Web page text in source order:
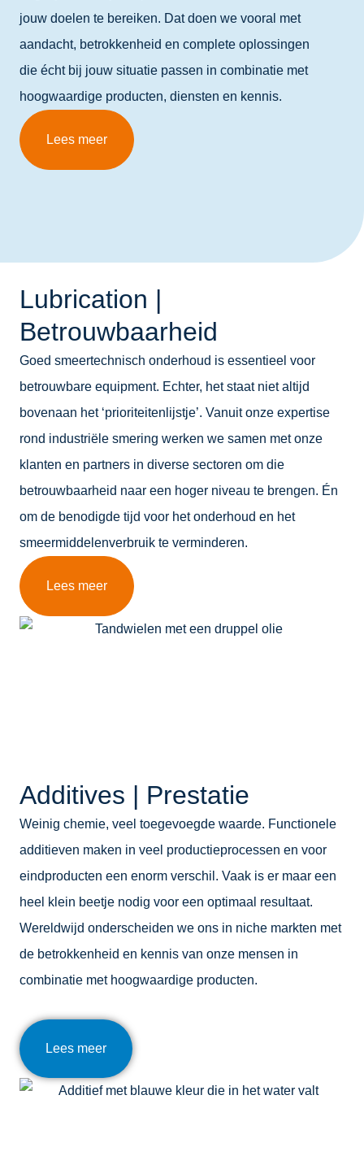
jouw doelen te bereiken. Dat doen we vooral met
aandacht, betrokkenheid en complete oplossingen
die écht bij jouw situatie passen in combinatie met
hoogwaardige producten, diensten en kennis.
Lees meer
Lubrication |
Betrouwbaarheid
Goed smeertechnisch onderhoud is essentieel voor
betrouwbare equipment. Echter, het staat niet altijd
bovenaan het ‘prioriteitenlijstje’. Vanuit onze expertise
rond industriële smering werken we samen met onze
klanten en partners in diverse sectoren om die
betrouwbaarheid naar een hoger niveau te brengen. Én
om de benodigde tijd voor het onderhoud en het
smeermiddelenverbruik te verminderen.
Lees meer
Additives | Prestatie
Weinig chemie, veel toegevoegde waarde. Functionele
additieven maken in veel productieprocessen en voor
eindproducten een enorm verschil. Vaak is er maar een
heel klein beetje nodig voor een optimaal resultaat.
Wereldwijd onderscheiden we ons in niche markten met
de betrokkenheid en kennis van onze mensen in
combinatie met hoogwaardige producten.
Lees meer